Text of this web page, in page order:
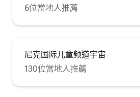
6位當地人推薦
尼克国际儿童频道宇宙
130位當地人推薦